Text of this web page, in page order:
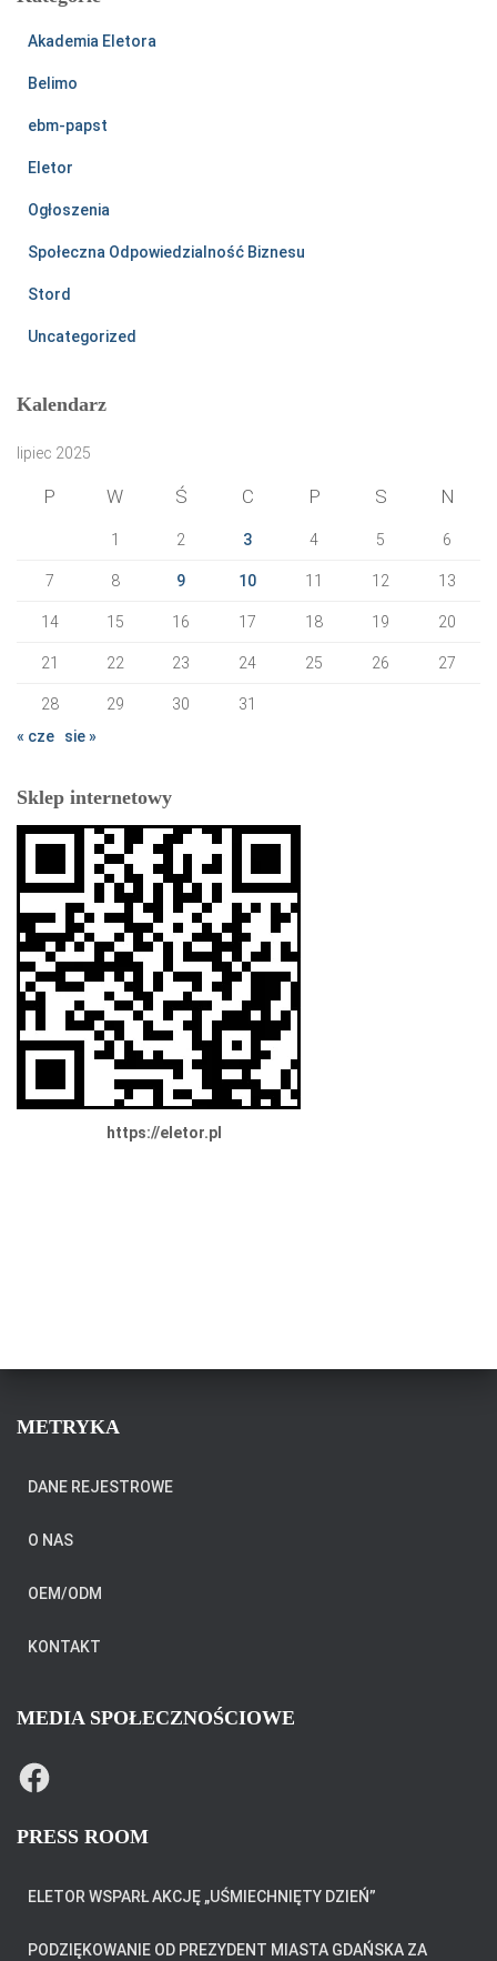
Akademia Eletora
Belimo
ebm-papst
Eletor
Ogłoszenia
Społeczna Odpowiedzialność Biznesu
Stord
Uncategorized
Kalendarz
lipiec 2025
P W Ś C P S N
1 2 3 4 5 6
7 8 9 10 11 12 13
14 15 16 17 18 19 20
21 22 23 24 25 26 27
28 29 30
31
« cze
sie »
Sklep internetowy
https://eletor.pl
METRYKA
DANE REJESTROWE
O NAS
OEM/ODM
KONTAKT
MEDIA SPOŁECZNOŚCIOWE
F
A
B
O
PRESS ROOM
ELETOR WSPARŁ AKCJĘ „UŚMIECHNIĘTY DZIEŃ”
PODZIĘKOWANIE OD PREZYDENT MIASTA GDAŃSKA ZA